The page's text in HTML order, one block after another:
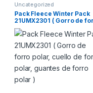
Uncategorized
Pack Fleece Winter Pack
21UMX2301 ( Gorro de
polar, cuello de forro
guantes de forro polar )